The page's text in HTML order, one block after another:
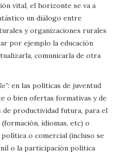
vital, el horizonte se va a
un diálogo entre
y organizaciones rurales
por ejemplo la educación
comunicarla de otra
: en las políticas de juventud
o bien ofertas formativas y de
de productividad futura, para el
idiomas, etc) o
o comercial (incluso se
o la participación política